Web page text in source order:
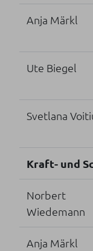
Anja Märkl
Ute Biegel
Svetlana
Kraft- und
Norbert
Wiedemann
Anja Märkl